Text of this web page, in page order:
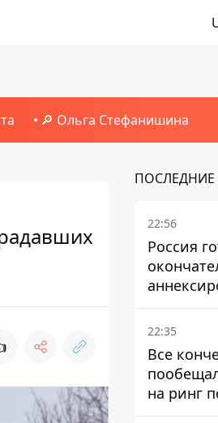
🔎 Ольга Стефанишина
22:56
Россия
Осетию
22:35
Все
на ринг
боя